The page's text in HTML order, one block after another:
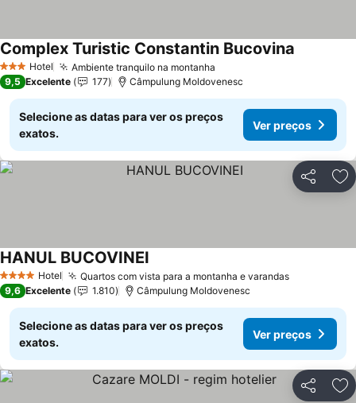
3 EstrelasHotel Ambiente tranquilo na montanha
Complex Turistic Constantin Bucovina
9,5 Excelente 177 Câmpulung Moldovenesc
Selecione as datas para ver os preços
exatos.
Ver preços
Partilhar
4 EstrelasHotel Quartos com vista para a montanha e varandas
HANUL BUCOVINEI
9,6 Excelente 1.810 Câmpulung Moldovenesc
Selecione as datas para ver os preços
exatos.
Ver preços
Partilhar